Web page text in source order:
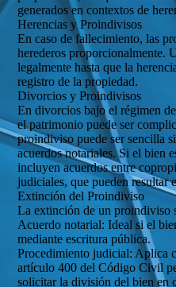
generados en contextos de
Herencias y Proindivisos
En caso de fallecimiento, las
herederos proporcionalmente.
legalmente hasta que la
registro de la propiedad.
Divorcios y Proindivisos
En divorcios bajo el régimen
el patrimonio puede ser
proindiviso puede ser sencilla
acuerdos notariales. Si el bien
incluyen acuerdos entre
judiciales, que pueden resultar
Extinción del Proindiviso
La extinción de un proindiviso
Acuerdo notarial: Ideal si el
mediante escritura pública.
Procedimiento judicial: Aplica
artículo 400 del Código Civil
solicitar la división del bien en